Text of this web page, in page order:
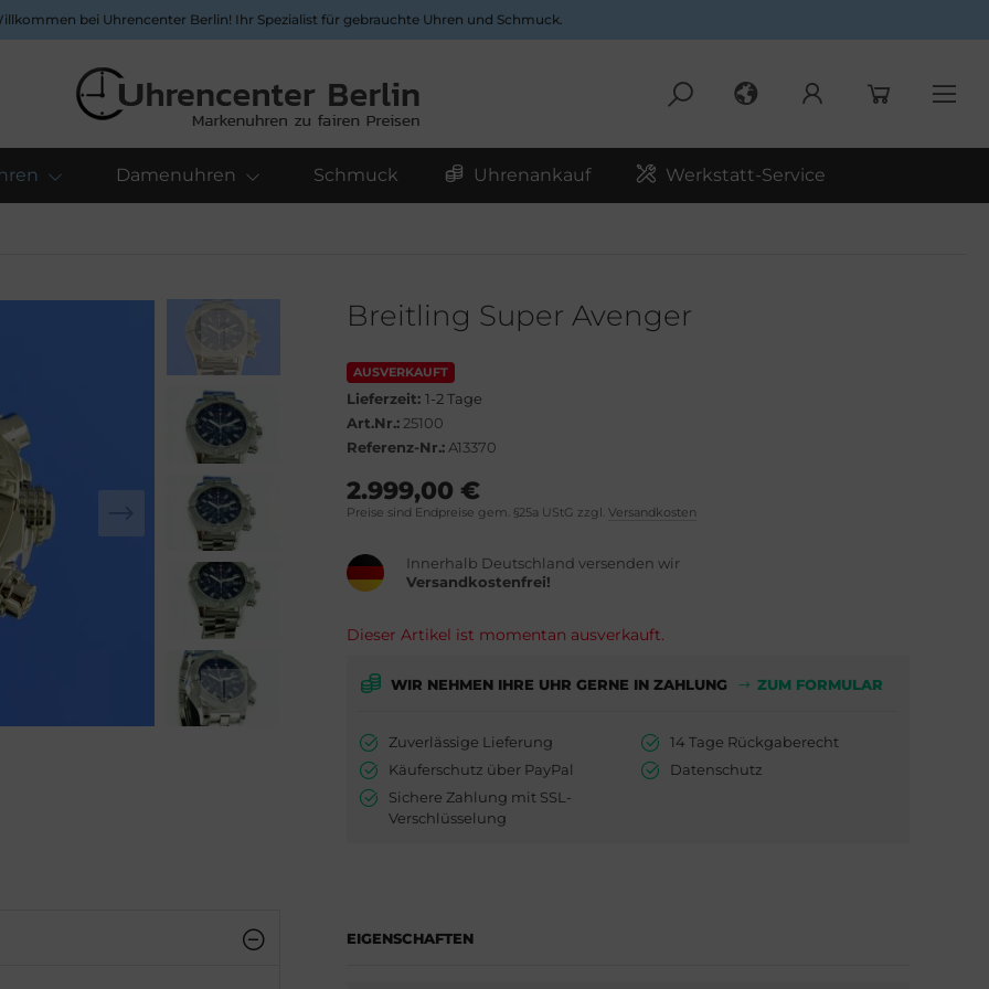
bei Uhrencenter Berlin! Ihr Spezialist für gebrauchte Uhren und Schmuck.
Damenuhren Schmuck Uhrenankauf Werkstatt-Service
Breitling Super Avenger
AUSVERKAUFT
Lieferzeit: 1-2 Tage
Art.Nr.: 25100
Referenz-Nr.: A13370
2.999,00 €
Preise sind Endpreise gem. §25a UStG zzgl. Versandkosten
Innerhalb Deutschland versenden wir
Versandkostenfrei!
Dieser Artikel ist momentan ausverkauft.
WIR NEHMEN IHRE UHR GERNE IN ZAHLUNG ZUM FORMULAR
Zuverlässige Lieferung
14 Tage Rückgaberecht
Käuferschutz über PayPal
Datenschutz
Sichere Zahlung mit SSL-
Verschlüsselung
EIGENSCHAFTEN